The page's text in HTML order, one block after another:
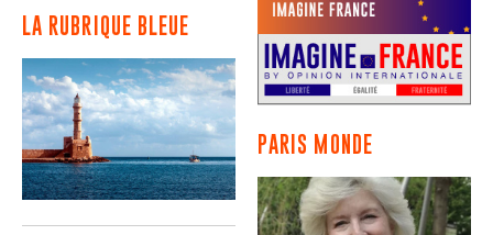
LA RUBRIQUE BLEUE
PARIS MONDE